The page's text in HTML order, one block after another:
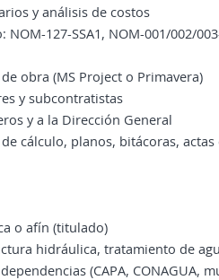
y análisis de costos
127-SSA1, NOM-001/002/
obra (MS Project o Primavera)
y subcontratistas
y a la Dirección General
cálculo, planos, bitácoras, actas
o afín (titulado)
hidráulica, tratamiento de
(CAPA, CONAGUA,